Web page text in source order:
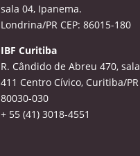
sala 04, Ipanema.
Londrina/PR CEP: 86015-180
IBF Curitiba
R. Cândido de Abreu 470, sala
411 Centro Cívico, Curitiba/PR
80030-030
+ 55 (41) 3018-4551